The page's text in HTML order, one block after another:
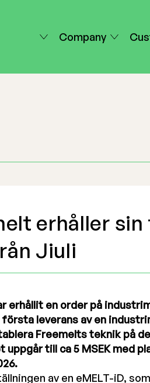
Company
erhåller
Jiuli
erhållit en order på
leverans av en
Freemelts teknik på
uppgår till ca 5 MSEK med
av en eMELT-iD,